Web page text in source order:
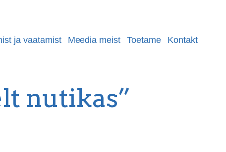
ja vaatamist Meedia meist Toetame Kontakt
nutikas”